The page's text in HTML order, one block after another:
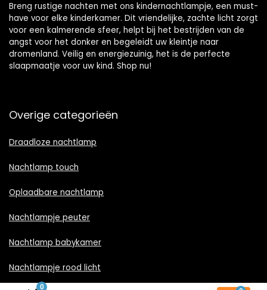
0
Breng rustige nachten met ons kindernachtlampje, een must-
have voor elke kinderkamer. Dit vriendelijke, zachte licht zorgt
voor een kalmerende sfeer, helpt bij het bestrijden van de
angst voor het donker en begeleidt uw kleintje naar
dromenland. Veilig en energiezuinig, het is de perfecte
slaapmaatje voor uw kind. Shop nu!
Overige categorieën
Draadloze nachtlamp
Nachtlamp touch
Oplaadbare nachtlamp
Nachtlampje peuter
Nachtlamp babykamer
Nachtlampje rood licht